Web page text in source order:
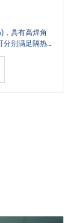
，具有高焊角
分别满足隔热